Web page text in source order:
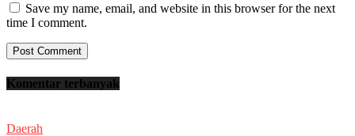
Save my name, email, and website in this browser for the next
time I comment.
Komentar terbanyak
Daerah